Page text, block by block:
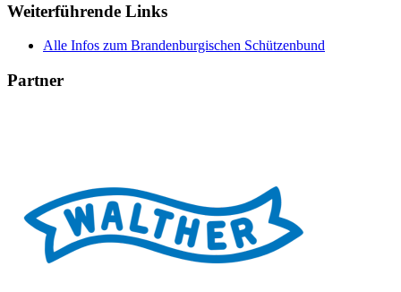
Weiterführende Links
Alle Infos zum Brandenburgischen Schützenbund
Partner